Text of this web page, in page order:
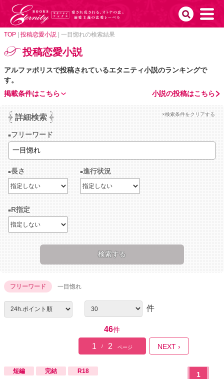
TOP 投稿恋愛小説 一目惚れの検索結果
投稿恋愛小説
アルファポリスで投稿されているエタニティ小説のランキングで
す。
小説の投稿はこちら
掲載条件はこちら
詳細検索 ×検索条件をクリアする
フリーワード
長さ 進行状況
R指定
フリーワード 一目惚れ
件
46件
1 / 2 ページ NEXT ›
短編 完結 R18 1